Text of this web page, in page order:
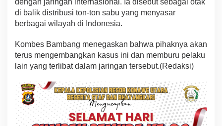
dengan jaringan internasional. Ia disebut sebagai otak
di balik distribusi ton-ton sabu yang menyasar
berbagai wilayah di Indonesia.
Kombes Bambang menegaskan bahwa pihaknya akan
terus mengembangkan kasus ini dan memburu pelaku
lain yang terlibat dalam jaringan tersebut.(Redaksi)